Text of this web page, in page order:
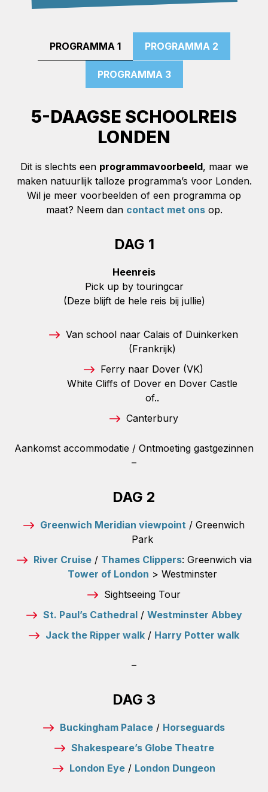
PROGRAMMA 1 PROGRAMMA 2
PROGRAMMA 3
5-DAAGSE SCHOOLREIS
LONDEN
Dit is slechts een programmavoorbeeld, maar we
maken natuurlijk talloze programma’s voor Londen.
Wil je meer voorbeelden of een programma op
maat? Neem dan contact met onsop.
DAG 1
Heenreis
Pick up by touringcar
(Deze blijft de hele reis bij jullie)
Van school naar Calais of Duinkerken
(Frankrijk)
Ferry naar Dover (VK)
White Cliffs of Dover en Dover Castle
of..
Canterbury
Aankomst accommodatie / Ontmoeting gastgezinnen
–
DAG 2
Greenwich Meridian viewpoint / Greenwich
Park
River Cruise/ Thames Clippers: Greenwich via
Tower of London > Westminster
Sightseeing Tour
St. Paul’s Cathedral/ Westminster Abbey
Jack the Ripper walk / Harry Potter walk
–
DAG 3
Buckingham Palace / Horseguards
Shakespeare’s Globe Theatre
London Eye / London Dungeon